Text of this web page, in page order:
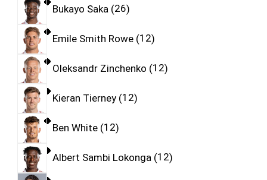
Bukayo Saka 26
Emile Smith Rowe 12
Oleksandr Zinchenko 12
Kieran Tierney 12
Ben White 12
Albert Sambi Lokonga 12